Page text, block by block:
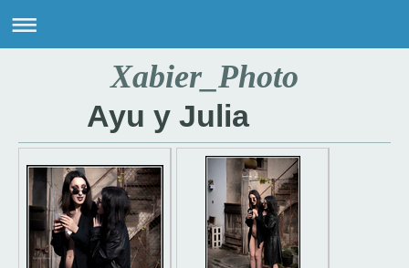
Xabier_Photo
Ayu y Julia